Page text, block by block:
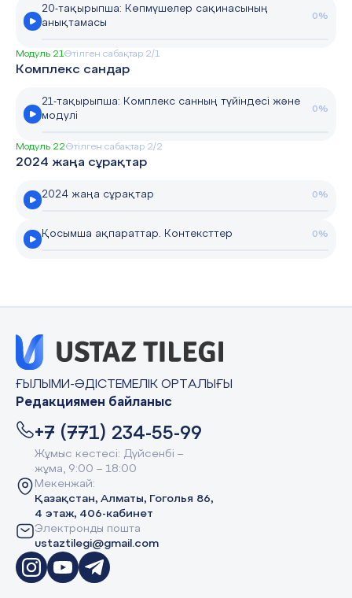
20-тақырыпша: Көпмүшелер сақинасының
анықтамасы
0%
Модуль 21Өтілген сабақтар 2/1
Комплекс сандар
21-тақырыпша: Комплекс санның түйіндесі және
модулі
0%
Модуль 22Өтілген сабақтар 2/2
2024 жаңа сұрақтар
2024 жаңа сұрақтар 0%
Қосымша ақпараттар. Контексттер 0%
ҒЫЛЫМИ-ӘДІСТЕМЕЛІК ОРТАЛЫҒЫ
Редакциямен байланыс
+7 (771) 234-55-99
Жұмыс кестесі: Дүйсенбі –
жұма, 9:00 – 18:00
Мекенжай:
Қазақстан, Алматы, Гоголья 86,
4 этаж, 406-кабинет
Электронды пошта
ustaztilegi@gmail.com